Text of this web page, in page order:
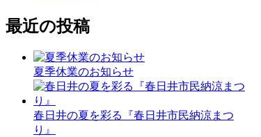
最近の投稿
夏季休業のお知らせ
春日井の夏を彩る『春日井市民納涼まつ
り』